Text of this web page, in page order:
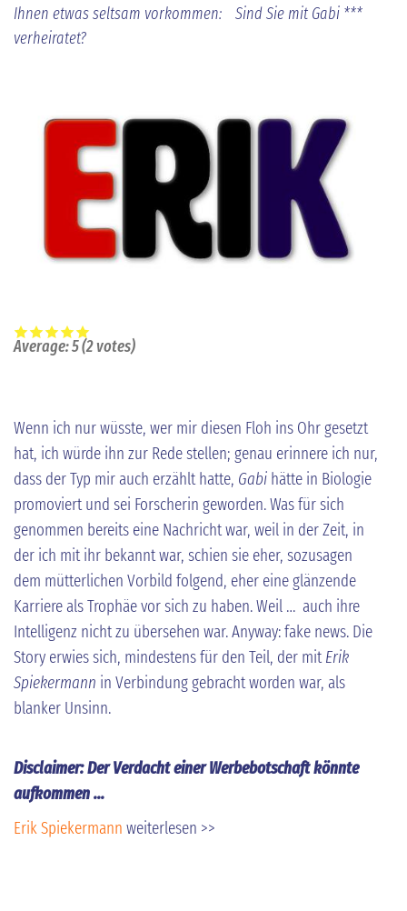
Ihnen etwas seltsam vorkommen: Sind Sie mit Gabi ***
verheiratet?
Average:5(2votes)
Wenn ich nur wüsste, wer mir diesen Floh ins Ohr gesetzt
hat, ich würde ihn zur Rede stellen; genau erinnere ich nur,
dass der Typ mir auch erzählt hatte, Gabi hätte in Biologie
promoviert und sei Forscherin geworden. Was für sich
genommen bereits eine Nachricht war, weil in der Zeit, in
der ich mit ihr bekannt war, schien sie eher, sozusagen
dem mütterlichen Vorbild folgend, eher eine glänzende
Karriere als Trophäe vor sich zu haben. Weil … auch ihre
Intelligenz nicht zu übersehen war. Anyway: fake news. Die
Story erwies sich, mindestens für den Teil, der mitErik
Spiekermann in Verbindung gebracht worden war, als
blanker Unsinn.
Disclaimer: Der Verdacht einer Werbebotschaft könnte
aufkommen ...
Erik Spiekermann weiterlesen >>